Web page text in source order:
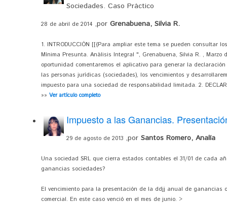
Sociedades. Caso Práctico
28 de abril de 2014 ,por Grenabuena, Silvia R.
1. INTRODUCCIÓN [[{Para ampliar este tema se pueden consultar
Mínima Presunta. Análisis Integral ", Grenabuena, Silvia R. , Marzo
oportunidad comentaremos el aplicativo para generar la
las personas jurídicas (sociedades), los vencimientos y
impuesto para una sociedad de responsabilidad limitada. 2.
»» Ver artículo completo
Impuesto a las Ganancias.
29 de agosto de 2013 ,por Santos Romero, Analía
Una sociedad SRL que cierra estados contables el 31/01 de cada
ganancias sociedades?
El vencimiento para la presentación de la ddjj anual de ganancias
comercial. En este caso venció en el mes de junio. >